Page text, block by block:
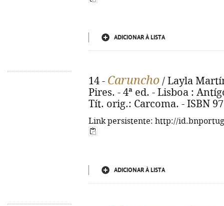
ADICIONAR À LISTA
14 - Caruncho / Layla
Pires. - 4ª ed. - Lisboa :
Tít. orig.: Carcoma. - ISBN
Link persistente: http://
ADICIONAR À LISTA